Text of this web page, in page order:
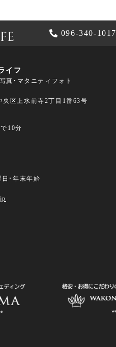
096-340-1017
イフ
真・マタニティフォト
区上水前寺2丁目1番63号
10分
・年末年始